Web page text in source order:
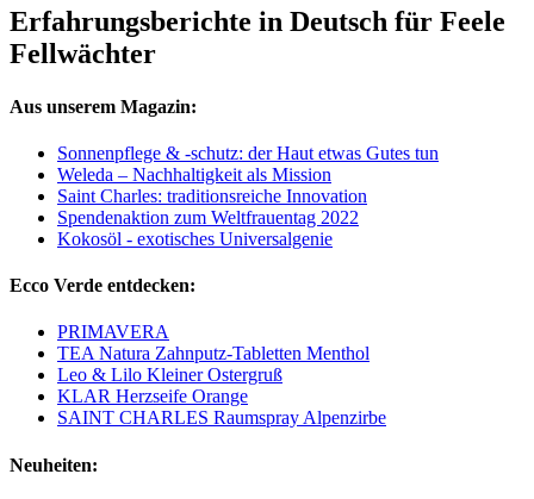
Erfahrungsberichte in Deutsch für Feele
Fellwächter
Aus unserem Magazin:
Sonnenpflege & -schutz: der Haut etwas Gutes tun
Weleda – Nachhaltigkeit als Mission
Saint Charles: traditionsreiche Innovation
Spendenaktion zum Weltfrauentag 2022
Kokosöl - exotisches Universalgenie
Ecco Verde entdecken:
PRIMAVERA
TEA Natura Zahnputz-Tabletten Menthol
Leo & Lilo Kleiner Ostergruß
KLAR Herzseife Orange
SAINT CHARLES Raumspray Alpenzirbe
Neuheiten: